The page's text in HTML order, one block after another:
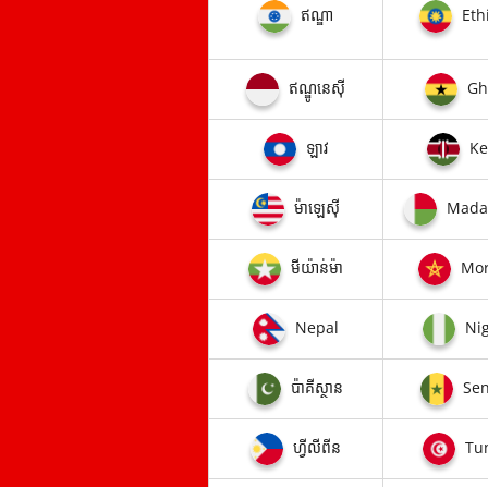
ឥណ្ឌា
ឥណ្ឌូនេស៊ី​
ឡាវ
ម៉ាឡេស៊ី​
មីយ៉ាន់ម៉ា
Nepal
ប៉ាគីស្ថាន
ហ្វីលីពីន